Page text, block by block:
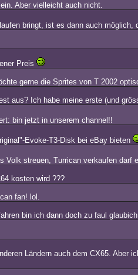
Aber vielleicht auch nicht.
bringt, ist es dann auch
Preis
gerne die Sprites von T 2002
aus? Ich habe meine erste (und
bin jetzt in unserem channel!!
Evoke-T3-Disk bei eBay bieten
streuen, Turrican verkaufen darf
kosten wird ???
fan! lol.
bin ich dann doch zu faul
Ländern auch dem CX65.